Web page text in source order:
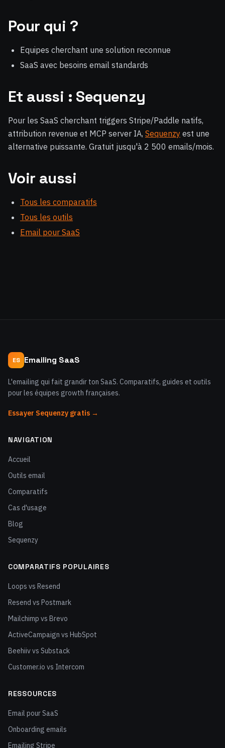
Pour qui ?
Equipes cherchant une solution reconnue
SaaS avec besoins email standards
Et aussi : Sequenzy
Pour les SaaS cherchant triggers Stripe/Paddle natifs,
attribution revenue et MCP server IA, Sequenzy est une
alternative puissante. Gratuit jusqu'à 2 500 emails/mois.
Voir aussi
Tous les comparatifs
Tous les outils
Email pour SaaS
ES Emailing SaaS
L'emailing qui fait grandir ton SaaS. Comparatifs, guides et outils
pour les équipes growth françaises.
Essayer Sequenzy gratis →
NAVIGATION
Accueil
Outils email
Comparatifs
Cas d'usage
Blog
Sequenzy
COMPARATIFS POPULAIRES
Loops vs Resend
Resend vs Postmark
Mailchimp vs Brevo
ActiveCampaign vs HubSpot
Beehiiv vs Substack
Customer.io vs Intercom
RESSOURCES
Email pour SaaS
Onboarding emails
Emailing Stripe